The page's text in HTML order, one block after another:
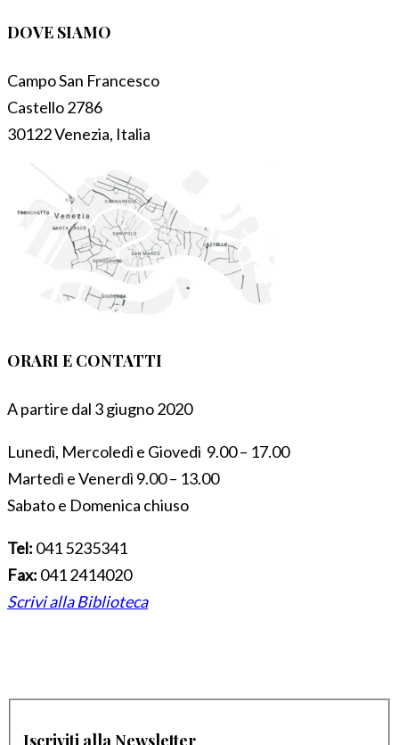
DOVE SIAMO
Campo San Francesco
Castello 2786
30122 Venezia, Italia
ORARI E CONTATTI
A partire dal 3 giugno 2020
Lunedì, Mercoledì e Giovedì 9.00 – 17.00
Martedì e Venerdì 9.00 – 13.00
Sabato e Domenica chiuso
Tel: 041 5235341
Fax: 041 2414020
Scrivi alla Biblioteca
Iscriviti alla Newsletter